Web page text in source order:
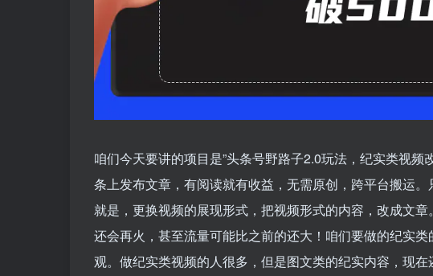
咱们今天要讲的项目是”头条号野路子2.0玩法，纪实类视
条上发布文章，有阅读就有收益，无需原创，跨平台搬运
就是，更换视频的展现形式，把视频形式的内容，改成文
还会再火，甚至流量可能比之前的还大！咱们要做的纪实
观。做纪实类视频的人很多，但是图文类的纪实内容，现